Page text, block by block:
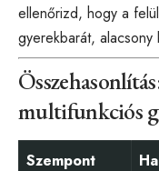
ellenőrizd, hogy a
gyerekbarát, alacsony
multifunkciós
Szempont